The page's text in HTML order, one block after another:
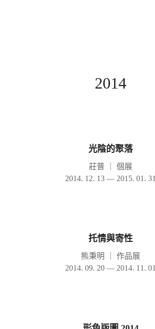
2014
光陰的聚落
莊普
個展
2014. 12. 13 — 2015. 01. 31
托情與寄性
熊秉明
作品展
2014. 09. 20 — 2014. 11. 01